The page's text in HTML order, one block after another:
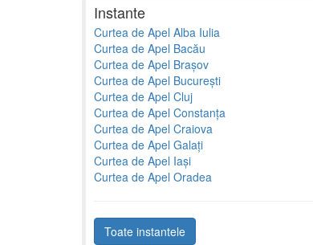
Instante
Curtea de Apel Alba Iulia
Curtea de Apel Bacău
Curtea de Apel Brașov
Curtea de Apel București
Curtea de Apel Cluj
Curtea de Apel Constanța
Curtea de Apel Craiova
Curtea de Apel Galați
Curtea de Apel Iași
Curtea de Apel Oradea
Toate instantele